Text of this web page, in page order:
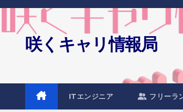
Skip
content咲くキャリ情報局
ITエンジニア フリーラ